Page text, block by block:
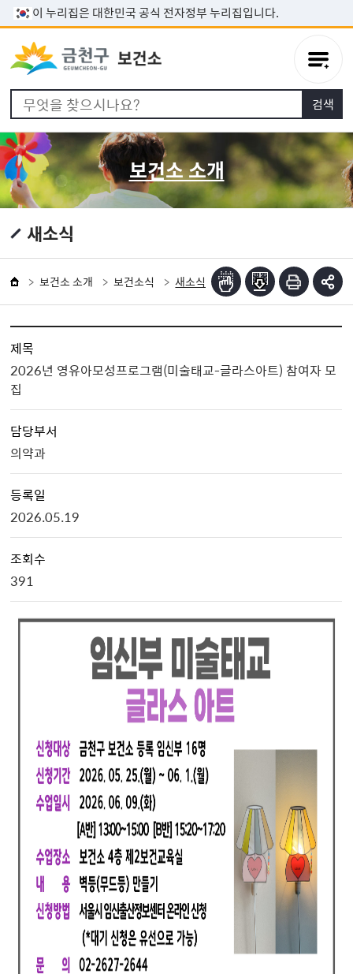
본문 바로가기
이 누리집은 대한민국 공식 전자정부 누리집입니다.
보건소 소개
새소식
보건소 소개 보건소식 새소식
제목
2026년 영유아모성프로그램(미술태교-글라스아트) 참여자 모
집
담당부서
의약과
등록일
2026.05.19
조회수
391